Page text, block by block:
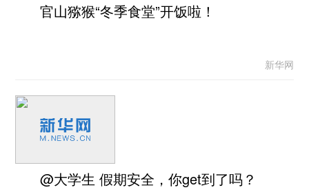
官山猕猴“冬季食堂”开饭啦！
新华网
@大学生 假期安全，你get到了吗？